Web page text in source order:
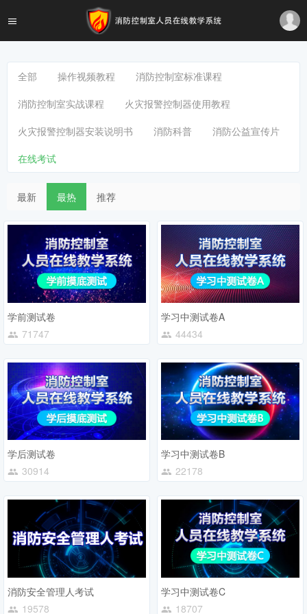
全部 操作视频教程
消防控制室标准课程
消防控制室实战课程
火灾报警控制器使用教程
火灾报警控制器安装说明书
消防科普
消防公益宣传片
在线考试
最新 最热 推荐
学前测试卷
71747
学习中测试卷A
44434
学后测试卷
30914
学习中测试卷B
22178
消防安全管理人考试
19578
学习中测试卷C
18707